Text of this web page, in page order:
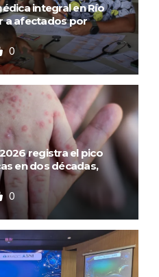
integral en Río
a afectados por
0
registra el pico
en dos décadas,
0